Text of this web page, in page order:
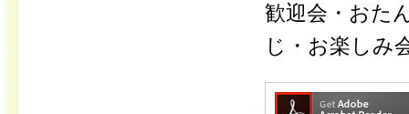
歓迎会・おた
じ・お楽しみ